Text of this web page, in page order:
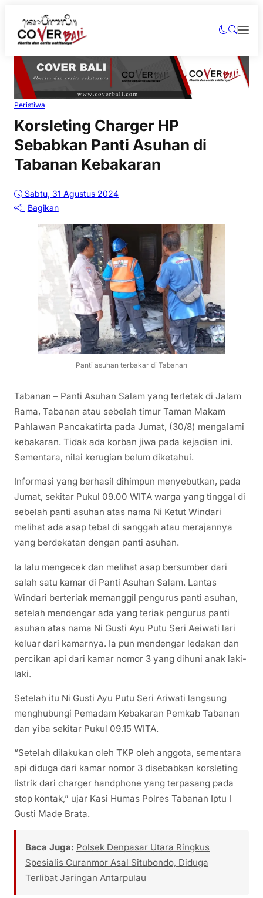
Peristiwa
Korsleting Charger HP
Sebabkan Panti Asuhan di
Tabanan Kebakaran
Sabtu, 31 Agustus 2024
Bagikan
Panti asuhan terbakar di Tabanan
Tabanan – Panti Asuhan Salam yang terletak di Jalam
Rama, Tabanan atau sebelah timur Taman Makam
Pahlawan Pancakatirta pada Jumat, (30/8) mengalami
kebakaran. Tidak ada korban jiwa pada kejadian ini.
Sementara, nilai kerugian belum diketahui.
Informasi yang berhasil dihimpun menyebutkan, pada
Jumat, sekitar Pukul 09.00 WITA warga yang tinggal di
sebelah panti asuhan atas nama Ni Ketut Windari
melihat ada asap tebal di sanggah atau merajannya
yang berdekatan dengan panti asuhan.
Ia lalu mengecek dan melihat asap bersumber dari
salah satu kamar di Panti Asuhan Salam. Lantas
Windari berteriak memanggil pengurus panti asuhan,
setelah mendengar ada yang teriak pengurus panti
asuhan atas nama Ni Gusti Ayu Putu Seri Aeiwati lari
keluar dari kamarnya. Ia pun mendengar ledakan dan
percikan api dari kamar nomor 3 yang dihuni anak laki-
laki.
Setelah itu Ni Gusti Ayu Putu Seri Ariwati langsung
menghubungi Pemadam Kebakaran Pemkab Tabanan
dan yiba sekitar Pukul 09.15 WITA.
“Setelah dilakukan oleh TKP oleh anggota, sementara
api diduga dari kamar nomor 3 disebabkan korsleting
listrik dari charger handphone yang terpasang pada
stop kontak,” ujar Kasi Humas Polres Tabanan Iptu I
Gusti Made Brata.
Baca Juga: Polsek Denpasar Utara Ringkus
Spesialis Curanmor Asal Situbondo, Diduga
Terlibat Jaringan Antarpulau